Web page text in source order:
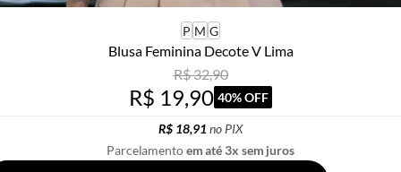
P M G
Blusa Feminina Decote V Lima
R$ 32,90
R$ 19,90 40% OFF
R$ 18,91 no PIX
Parcelamentoem até 3x sem juros